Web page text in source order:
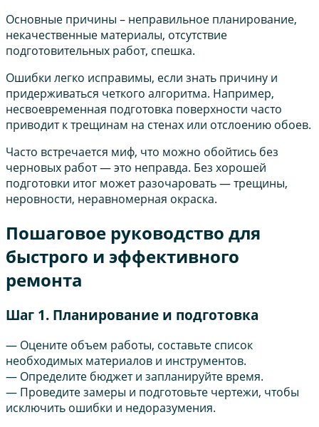
Основные причины – неправильное планирование,
некачественные материалы, отсутствие
подготовительных работ, спешка.
Ошибки легко исправимы, если знать причину и
придерживаться четкого алгоритма. Например,
несвоевременная подготовка поверхности часто
приводит к трещинам на стенах или отслоению обоев.
Часто встречается миф, что можно обойтись без
черновых работ — это неправда. Без хорошей
подготовки итог может разочаровать — трещины,
неровности, неравномерная окраска.
Пошаговое руководство для
быстрого и эффективного
ремонта
Шаг 1. Планирование и подготовка
— Оцените объем работы, составьте список
необходимых материалов и инструментов.
— Определите бюджет и запланируйте время.
— Проведите замеры и подготовьте чертежи, чтобы
исключить ошибки и недоразумения.